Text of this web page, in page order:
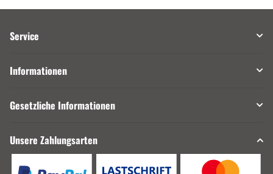
Service
Informationen
Gesetzliche Informationen
Unsere Zahlungsarten